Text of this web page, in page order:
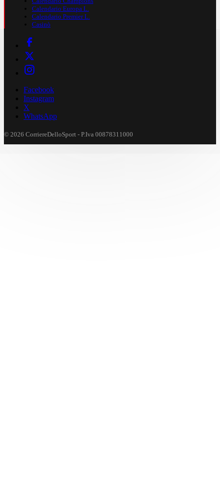
Calendario Europa L.
Calendario Premier L.
Casinò
Facebook
Instagram
X
WhatsApp
© 2026 CorriereDelloSport - P.Iva 00878311000